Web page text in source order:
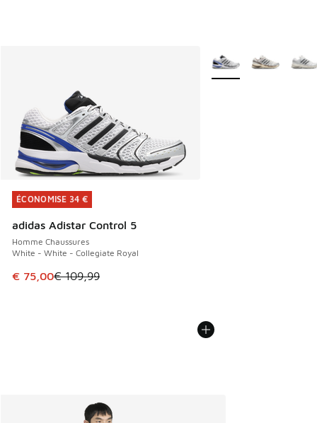
ÉCONOMISE 34 €
adidas Adistar Control 5
Homme Chaussures
White - White - Collegiate Royal
Cet article est en promotion. Prix en baisse de € 109,99 à
€ 75,00€ 109,99
ÉCONOMISE 34 €
Plus de couleurs